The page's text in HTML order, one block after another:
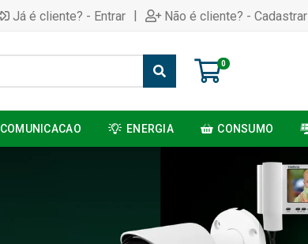
Já é cliente? - Entrar | Não é cliente? - Cadastrar
0
COMUNICACAO ENERGIA CONSUMO